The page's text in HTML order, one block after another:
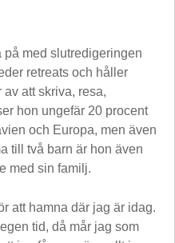
på med slutredigeringen
retreats och håller
att skriva, resa,
hon ungefär 20 procent
och Europa, men även
till två barn är hon även
med sin familj.
att hamna där jag är idag.
tid, då mår jag som